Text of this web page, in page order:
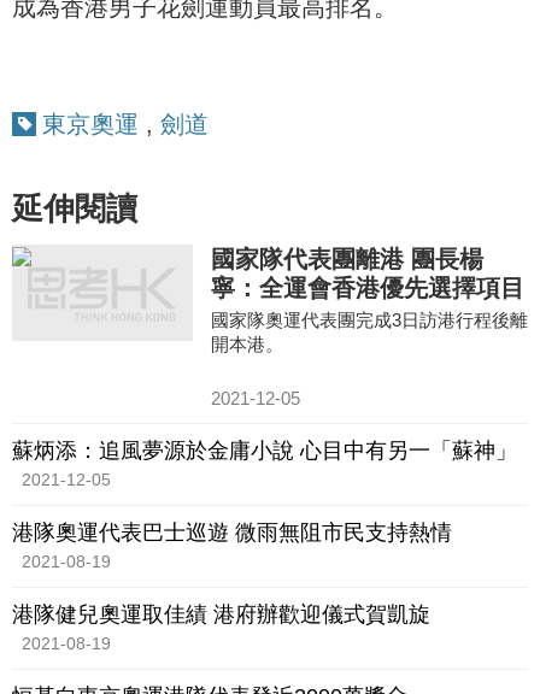
成為香港男子花劍運動員最高排名。
東京奧運 , 劍道
延伸閱讀
國家隊代表團離港 團長楊
寧：全運會香港優先選擇項目
國家隊奧運代表團完成3日訪港行程後離
開本港。
2021-12-05
蘇炳添：追風夢源於金庸小說 心目中有另一「蘇神」
2021-12-05
港隊奧運代表巴士巡遊 微雨無阻市民支持熱情
2021-08-19
港隊健兒奧運取佳績 港府辦歡迎儀式賀凱旋
2021-08-19